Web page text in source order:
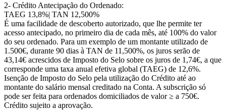
2- Crédito Antecipação do Ordenado:
TAEG 13,8%| TAN 12,500%
É uma facilidade de descoberto autorizado, que lhe permite ter
acesso antecipado, no primeiro dia de cada mês, até 100% do valor
do seu ordenado. Para um exemplo de um montante utilizado de
1.500€, durante 90 dias à TAN de 11,500%, os juros serão de
43,14€ acrescidos de Imposto do Selo sobre os juros de 1,74€, a que
corresponde uma taxa anual efetiva global (TAEG) de 12,6%.
Isenção de Imposto do Selo pela utilização do Crédito até ao
montante do salário mensal creditado na Conta. A subscrição só
pode ser feita para ordenados domiciliados de valor ≥ a 750€.
Crédito sujeito a aprovação.